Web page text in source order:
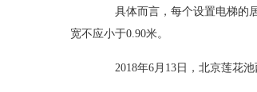
具体而言，每个设置电梯的居
宽不应小于0.90米。
2018年6月13日，北京莲花池